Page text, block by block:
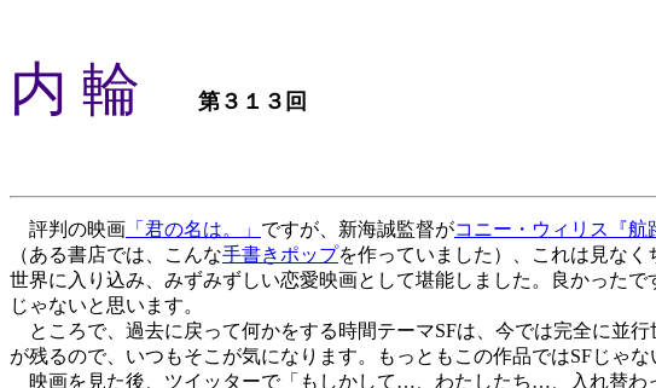
内 輪 第３１３回
評判の映画 「君の名は。」 ですが、新海誠監督がコニー・ウィリス『航
（ある書店では、こんな手書きポップを作っていました）、これは見な
世界に入り込み、みずみずしい恋愛映画として堪能しました。良かったで
じゃないと思います。
ところで、過去に戻って何かをする時間テーマSFは、今では完全に並
が残るので、いつもそこが気になります。もっともこの作品ではSFじゃな
映画を見た後、ツイッターで「もしかして…、わたしたち…、入れ替